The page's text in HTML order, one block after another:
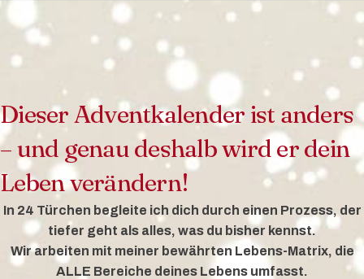
Dieser Adventkalender ist anders
– und genau deshalb wird er dein
Leben verändern!
In 24 Türchen begleite ich dich durch einen Prozess, der
tiefer geht als alles, was du bisher kennst.
Wir arbeiten mit meiner bewährten Lebens-Matrix, die
ALLE Bereiche deines Lebens umfasst.